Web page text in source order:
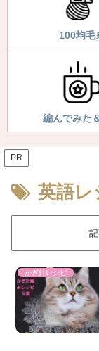
100均毛
編んでみた
PR
英語レ
かぎ針レシピ